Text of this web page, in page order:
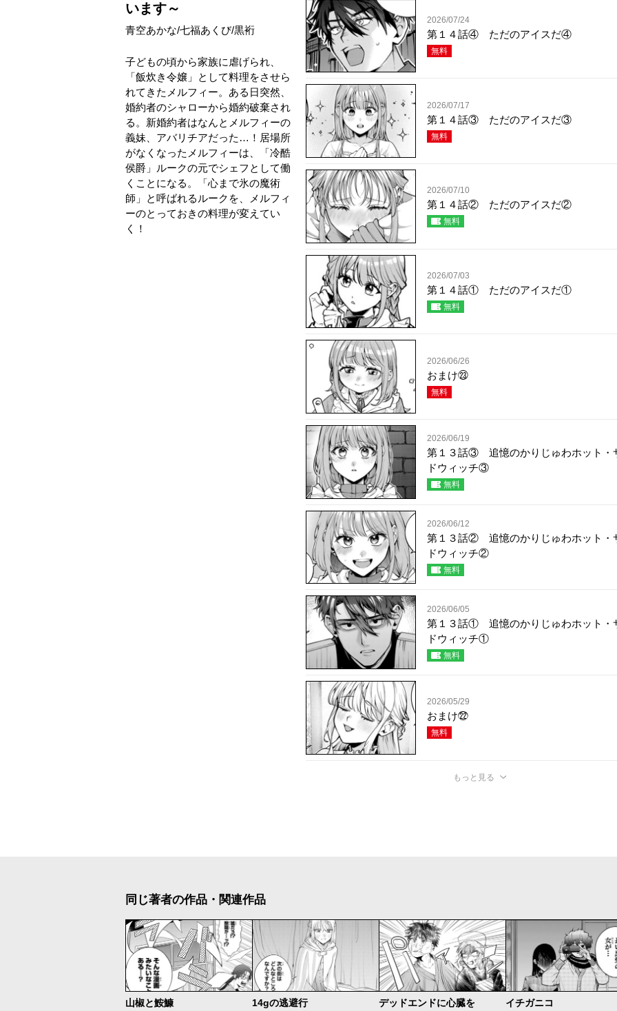
います～
青空あかな/七福あくび/黒裄
子どもの頃から家族に虐げられ、
「飯炊き令嬢」として料理をさせら
れてきたメルフィー。ある日突然、
婚約者のシャローから婚約破棄され
る。新婚約者はなんとメルフィーの
義妹、アバリチアだった…！居場所
がなくなったメルフィーは、「冷酷
侯爵」ルークの元でシェフとして働
くことになる。「心まで氷の魔術
師」と呼ばれるルークを、メルフィ
ーのとっておきの料理が変えてい
く！
2026/07/24
第１４話④ ただのアイスだ④
無料
2026/07/17
第１４話③ ただのアイスだ③
無料
2026/07/10
第１４話② ただのアイスだ②
無料
2026/07/03
第１４話① ただのアイスだ①
無料
2026/06/26
おまけ㉓
無料
2026/06/19
第１３話③ 追憶のかりじゅわホット・
ドウィッチ③
無料
2026/06/12
第１３話② 追憶のかりじゅわホット・
ドウィッチ②
無料
2026/06/05
第１３話① 追憶のかりじゅわホット・
ドウィッチ①
無料
2026/05/29
おまけ㉒
無料
もっと見る
同じ著者の作品・関連作品
山椒と鮟鱇 14gの逃避行 デッドエンドに心臓を イチガニコ